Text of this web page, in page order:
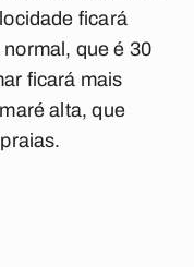
ficará
que é 30
ficará mais
alta, que